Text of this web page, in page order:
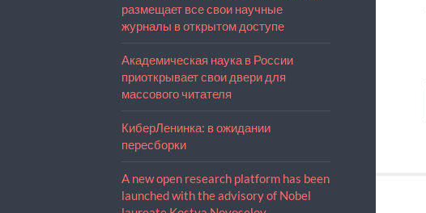
размещает все свои научные
журналы в открытом доступе
Академическая наука в России
приоткрывает свои двери для
массового читателя
КиберЛенинка: в ожидании
пересборки
A new open research platform has been
launched with the advisory of Nobel